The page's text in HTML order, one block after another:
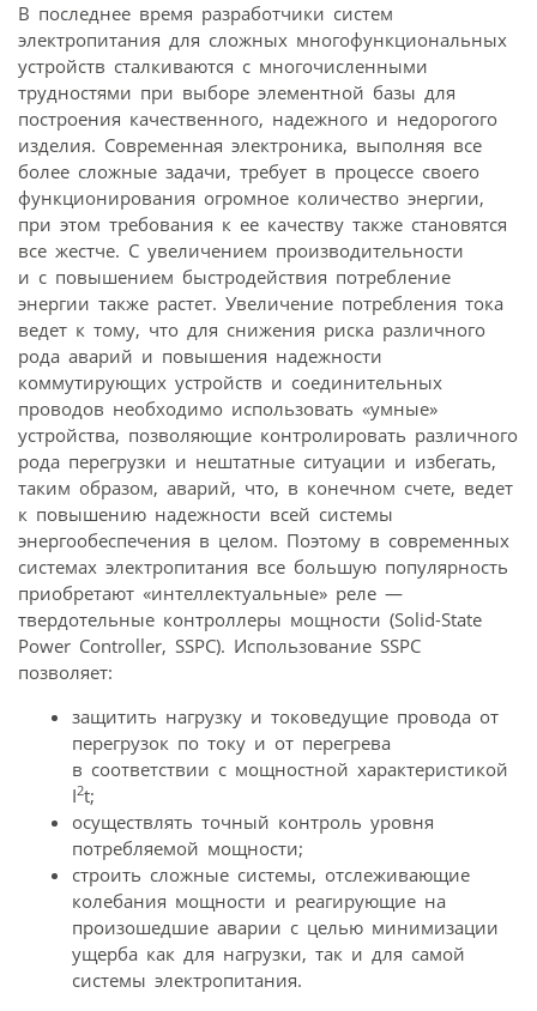
В последнее время разработчики систем
электропитания для сложных многофункциональных
устройств сталкиваются с многочисленными
трудностями при выборе элементной базы для
построения качественного, надежного и недорогого
изделия. Современная электроника, выполняя все
более сложные задачи, требует в процессе своего
функционирования огромное количество энергии,
при этом требования к ее качеству также становятся
все жестче. С увеличением производительности
и с повышением быстродействия потребление
энергии также растет. Увеличение потребления тока
ведет к тому, что для снижения риска различного
рода аварий и повышения надежности
коммутирующих устройств и соединительных
проводов необходимо использовать «умные»
устройства, позволяющие контролировать различного
рода перегрузки и нештатные ситуации и избегать,
таким образом, аварий, что, в конечном счете, ведет
к повышению надежности всей системы
энергообеспечения в целом. Поэтому в современных
системах электропитания все большую популярность
приобретают «интеллектуальные» реле —
твердотельные контроллеры мощности (Solid-State
Power Controller, SSPC). Использование SSPC
позволяет:
защитить нагрузку и токоведущие провода от
перегрузок по току и от перегрева
в соответствии с мощностной характеристикой
I2t;
осуществлять точный контроль уровня
потребляемой мощности;
строить сложные системы, отслеживающие
колебания мощности и реагирующие на
произошедшие аварии с целью минимизации
ущерба как для нагрузки, так и для самой
системы электропитания.